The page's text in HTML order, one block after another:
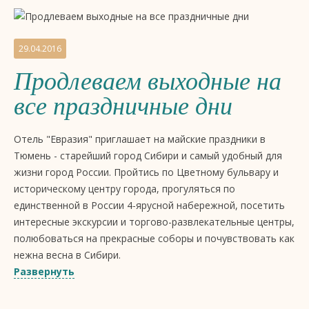
социального проекта "Эти дети".
Подарите в этот день тепло не только вашим близким, но и
тем, кто в нем особенно нуждается, т.к. все средства с
продажи билетов будут переданы в Тюменское отделение
Российского детского фонда.
шведский стол с изобилием блюд русской, французской,
итальянской кухни на любой вкус и возраст
живая музыка
самые добрые детские аниматоры Тюмени
кулинарные и творческие мастер-классы
приятные сюрпризы
фотосъемка счастливых моментов семейного
29.04.2016
Продлеваем выходные на
все праздничные дни
Отель "Евразия" приглашает на майские праздники в
Тюмень - старейший город Сибири и самый удобный для
жизни город России. Пройтись по Цветному бульвару и
историческому центру города, прогуляться по
единственной в России 4-ярусной набережной, посетить
интересные экскурсии и торгово-развлекательные центры,
полюбоваться на прекрасные соборы и почувствовать как
нежна весна в Сибири.
Спецпредложения от отеля:
Развернуть